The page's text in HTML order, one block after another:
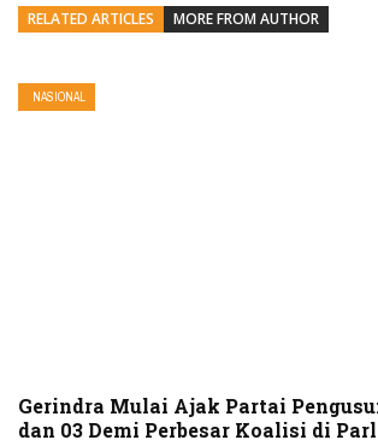
RELATED ARTICLES MORE FROM AUTHOR
NASIONAL
Gerindra Mulai Ajak Partai
dan 03 Demi Perbesar Koalisi di